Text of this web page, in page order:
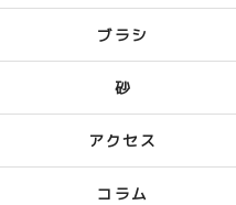
ブラシ
砂
アクセス
コラム